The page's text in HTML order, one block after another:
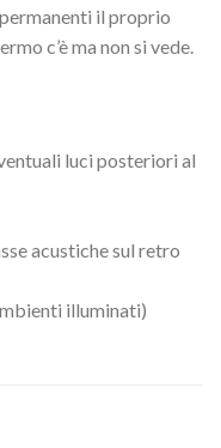
il proprio
c’è ma non si vede.
luci posteriori al
acustiche sul retro
illuminati)